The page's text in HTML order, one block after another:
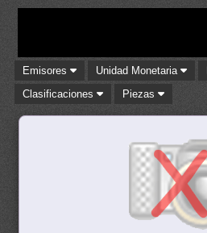
Emisores Unidad Monetaria
Clasificaciones
Piezas